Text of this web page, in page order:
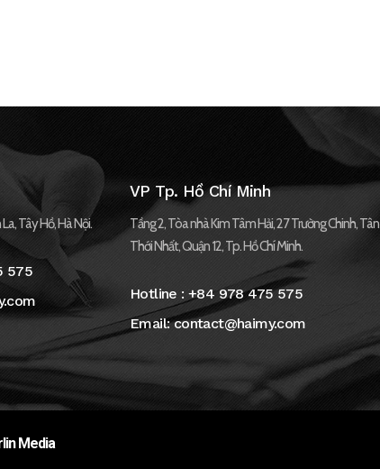
Tây Hồ, Hà Nội.
575
VP Tp. Hồ Chí Minh
Tầng 2, Tòa nhà Kim Tâm Hải, 27 Trường Chinh, Tân
Thới Nhất, Quận 12, Tp. Hồ Chí Minh.
Hotline :+84 978 475 575
Email:contact@haimy.com
Media